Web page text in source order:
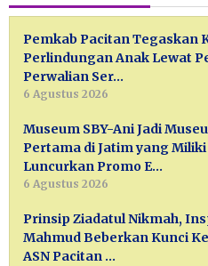
Pemkab Pacitan Tegaskan
Perlindungan Anak Lewat
Perwalian Ser…
6 Agustus 2026
Museum SBY-Ani Jadi
Pertama di Jatim yang Miliki
Luncurkan Promo E…
6 Agustus 2026
Prinsip Ziadatul Nikmah,
Mahmud Beberkan Kunci
ASN Pacitan …